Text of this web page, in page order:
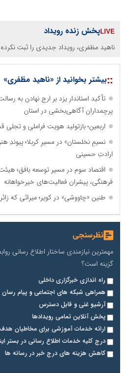
پخش زنده رویداد
ناهید مظفری، رویداد جدیدی را ثبت
::بیشتر بخوانید از «ناهید مظفری»
تأکید استاندار یزد بر ارج نهادن به
پرچمداران آگاهی‌بخشی در استان
اربعین؛ بازتولید هویت فراملی و
نسیمِ نخلستان» در مسیرِ کربلا؛ پیوندِ
ارادتِ حسینی
اقتصاد سوم در مسیر توسعه بافق؛
فرهنگی، پیشران فعالیت‌های خیرخواهانه
طنین «چاووشی» در کویر؛ میراثی که
نظرسنجی
مهمترین نیازمندی ساختار اطلاع رسانی
گزینه است؟
راه اندازی خبرگزاری داخلی
همراهی شبکه های اجتماعی و پیام رسان
آرشیو غنی و قابل دسترس
پخش آنلاین تمامی رویدادها
ارائه خدمات آموزشی برای مخاطیان هدف
درج کلیه خدمات اطلاع رسانی در بستر
کاهش هزینه های درج خبر در رسانه ها